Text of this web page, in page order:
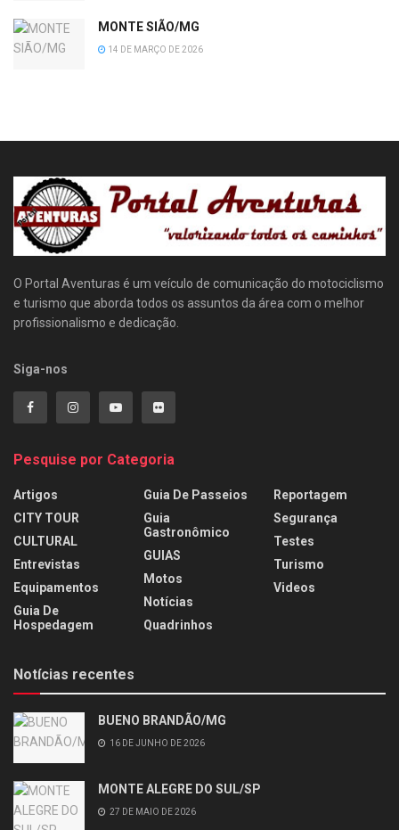
MONTE SIÃO/MG
14 DE MARÇO DE 2026
O Portal Aventuras é um veículo de comunicação do motociclismo
e turismo que aborda todos os assuntos da área com o melhor
profissionalismo e dedicação.
Siga-nos
Pesquise por Categoria
Artigos
CITY TOUR
CULTURAL
Entrevistas
Equipamentos
Guia De
Hospedagem
Guia De Passeios
Guia
Gastronômico
GUIAS
Motos
Notícias
Quadrinhos
Reportagem
Segurança
Testes
Turismo
Videos
Notícias recentes
BUENO BRANDÃO/MG
16 DE JUNHO DE 2026
MONTE ALEGRE DO SUL/SP
27 DE MAIO DE 2026